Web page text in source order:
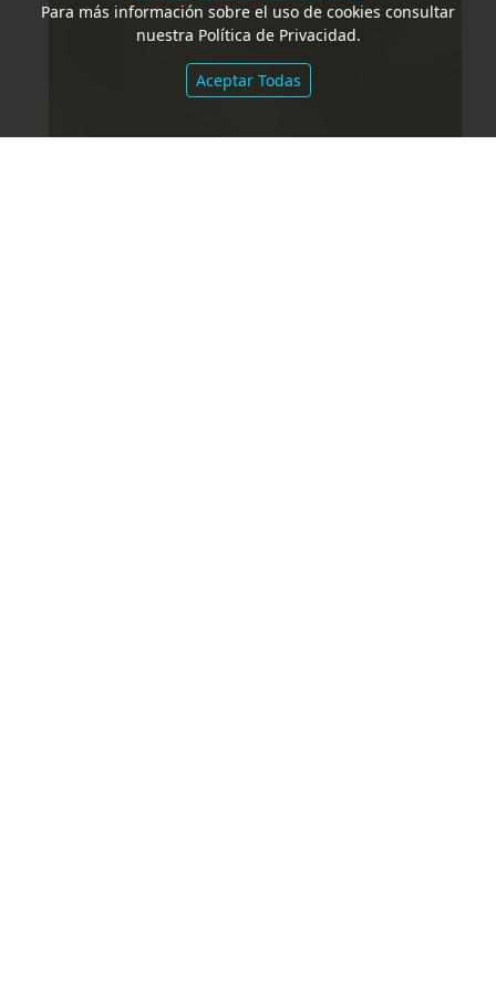
Para más información sobre el uso de cookies consultar
nuestra Política de Privacidad.
Aceptar Todas